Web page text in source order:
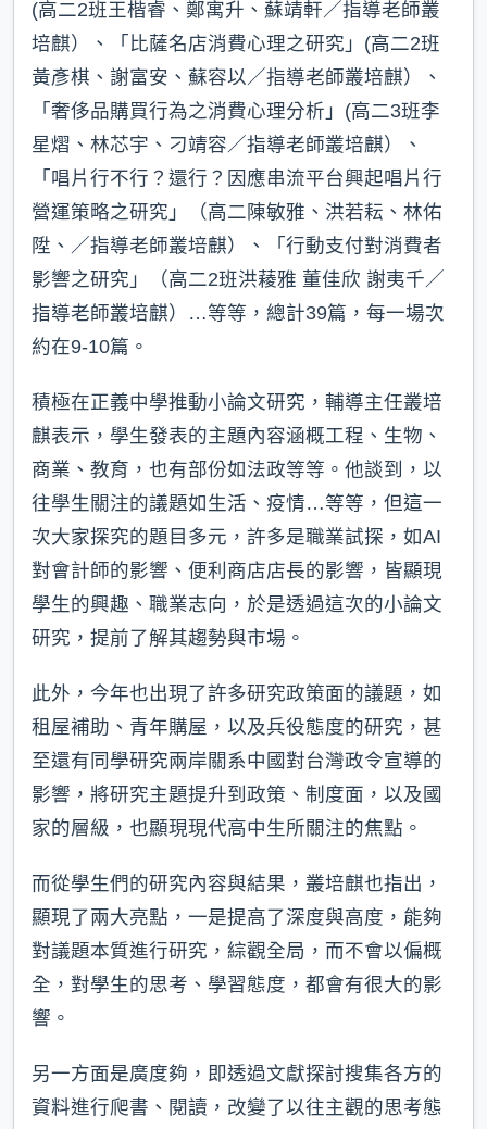
(高二2班王楷睿、鄭寓升、蘇靖軒／指導老師叢
培麒）、「比薩名店消費心理之研究」(高二2班
黃彥棋、謝富安、蘇容以／指導老師叢培麒）、
「奢侈品購買行為之消費心理分析」(高二3班李
星熠、林芯宇、刁靖容／指導老師叢培麒）、
「唱片行不行？還行？因應串流平台興起唱片行
營運策略之研究」（高二陳敏雅、洪若耘、林佑
陞、／指導老師叢培麒）、「行動支付對消費者
影響之研究」（高二2班洪薐雅 董佳欣 謝夷千／
指導老師叢培麒）…等等，總計39篇，每一場次
約在9-10篇。
積極在正義中學推動小論文研究，輔導主任叢培
麒表示，學生發表的主題內容涵概工程、生物、
商業、教育，也有部份如法政等等。他談到，以
往學生關注的議題如生活、疫情…等等，但這一
次大家探究的題目多元，許多是職業試探，如AI
對會計師的影響、便利商店店長的影響，皆顯現
學生的興趣、職業志向，於是透過這次的小論文
研究，提前了解其趨勢與市場。
此外，今年也出現了許多研究政策面的議題，如
租屋補助、青年購屋，以及兵役態度的研究，甚
至還有同學研究兩岸關系中國對台灣政令宣導的
影響，將研究主題提升到政策、制度面，以及國
家的層級，也顯現現代高中生所關注的焦點。
而從學生們的研究內容與結果，叢培麒也指出，
顯現了兩大亮點，一是提高了深度與高度，能夠
對議題本質進行研究，綜觀全局，而不會以偏概
全，對學生的思考、學習態度，都會有很大的影
響。
另一方面是廣度夠，即透過文獻探討搜集各方的
資料進行爬書、閱讀，改變了以往主觀的思考態